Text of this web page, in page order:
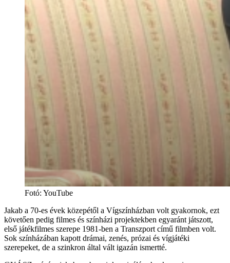
Fotó: YouTube
Jakab a 70-es évek közepétől a Vígszínházban volt gyakornok, ezt
követően pedig filmes és színházi projektekben egyaránt játszott,
első játékfilmes szerepe 1981-ben a Transzport című filmben volt.
Sok színházában kapott drámai, zenés, prózai és vígjátéki
szerepeket, de a szinkron által vált igazán ismertté.